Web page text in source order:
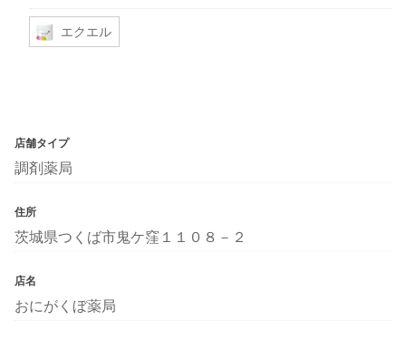
エクエル
店舗タイプ
調剤薬局
住所
茨城県つくば市鬼ケ窪１１０８－２
店名
おにがくぼ薬局